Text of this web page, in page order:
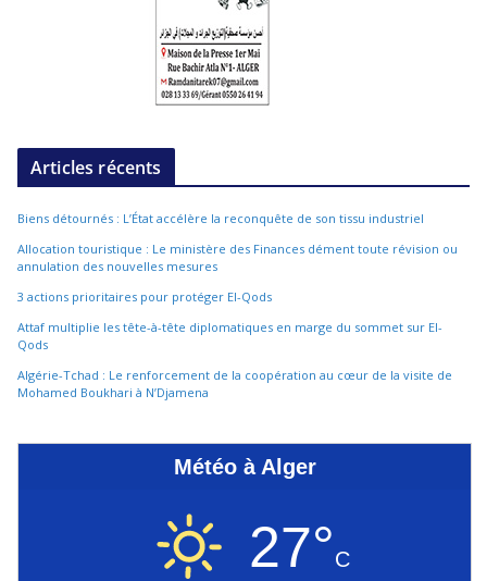
Articles récents
Biens détournés : L’État accélère la reconquête de son tissu industriel
Allocation touristique : Le ministère des Finances dément toute révision ou
annulation des nouvelles mesures
3 actions prioritaires pour protéger El-Qods
Attaf multiplie les tête-à-tête diplomatiques en marge du sommet sur El-
Qods
Algérie-Tchad : Le renforcement de la coopération au cœur de la visite de
Mohamed Boukhari à N’Djamena
Météo à Alger
27°C